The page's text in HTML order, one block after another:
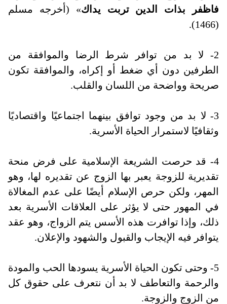
فاظفر بذات الدين تربت يداك» (أخرجه مسلم
(1466).
2- لا بد من توافر شرط الرضا والموافقة من
الطرفين دون أي ضغط أو إكراه، والموافقة تكون
صريحة وواضحة من اللسان والقلب.
3- لا بد من وجود توافق بينهما اجتماعيًا واقتصاديًا
وثقافيًا لاستمرار الحياة الأسرية.
4- قد حرصت الشريعة الإسلامية على فرض منحة
تقديرية للزوجة يعبر بها الزوج عن تقديره لها، وهو
المهر، ولكن حرص الإسلام أيضًا على عدم المغالاة
في المهور حتى لا يؤثر على العلاقات الأسرية بعد
ذلك، وإذا توافرت هذه الأسس يتم الزواج، وهو عقد
يتوافر فيه الإيجاب والقبول والشهود والإعلان.
5- وحتى تكون الحياة الأسرية يسودها الحب والمودة
والرحمة والتعاطف لا بد أن نتعرف على حقوق كل
من الزوج والزوجة.